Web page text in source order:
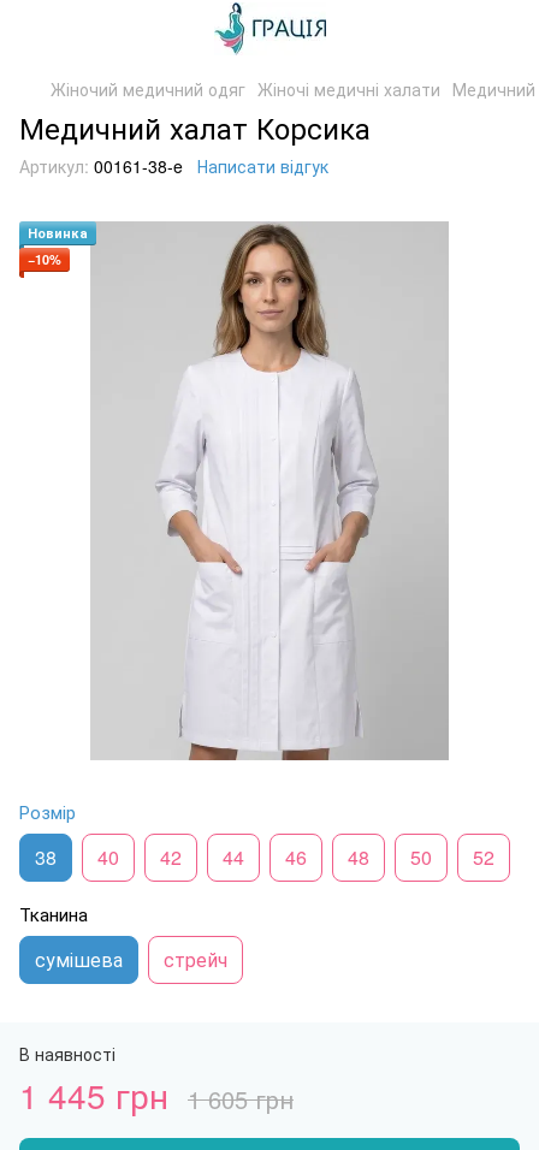
Жіночий медичний одяг Жіночі медичні халати Медичний
Медичний халат Корсика
Артикул: 00161-38-e Написати відгук
Новинка
−10%
Розмір
38 40 42 44 46 48 50 52
Тканина
сумішева стрейч
В наявності
1 445 грн 1 605 грн